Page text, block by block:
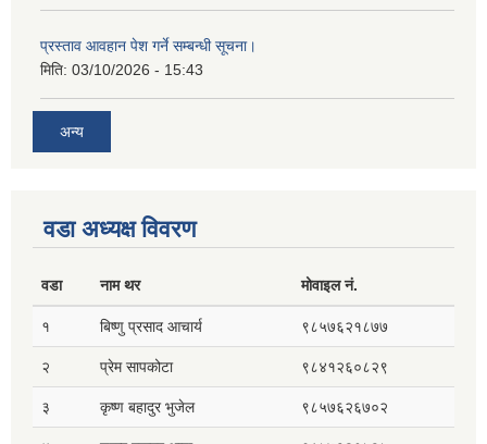
प्रस्ताव आवहान पेश गर्ने सम्बन्धी सूचना।
मिति: 03/10/2026 - 15:43
अन्य
वडा अध्यक्ष विवरण
वडा नाम थर मोवाइल नं.
१ बिष्णु प्रसाद आचार्य ९८५७६२१८७७
२ प्रेम सापकोटा ९८४१२६०८२९
३ कृष्ण बहादुर भुजेल ९८५७६२६७०२